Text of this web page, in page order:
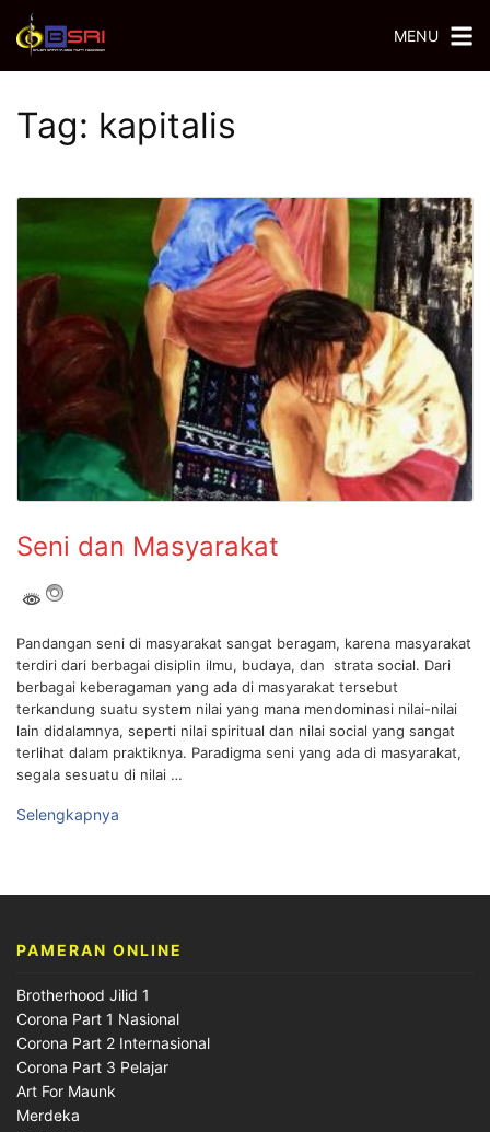
MENU
Tag: kapitalis
Seni dan Masyarakat
Pandangan seni di masyarakat sangat beragam, karena masyarakat
terdiri dari berbagai disiplin ilmu, budaya, dan strata social. Dari
berbagai keberagaman yang ada di masyarakat tersebut
terkandung suatu system nilai yang mana mendominasi nilai-nilai
lain didalamnya, seperti nilai spiritual dan nilai social yang sangat
terlihat dalam praktiknya. Paradigma seni yang ada di masyarakat,
segala sesuatu di nilai …
Selengkapnya
PAMERAN ONLINE
Brotherhood Jilid 1
Corona Part 1 Nasional
Corona Part 2 Internasional
Corona Part 3 Pelajar
Art For Maunk
Merdeka